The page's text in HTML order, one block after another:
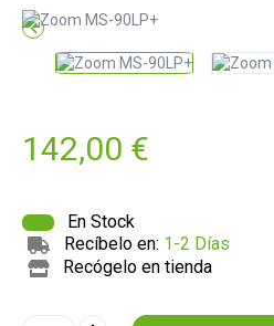

142,00 €
En Stock
Recíbelo en: 1-2 Días
Recógelo en tienda